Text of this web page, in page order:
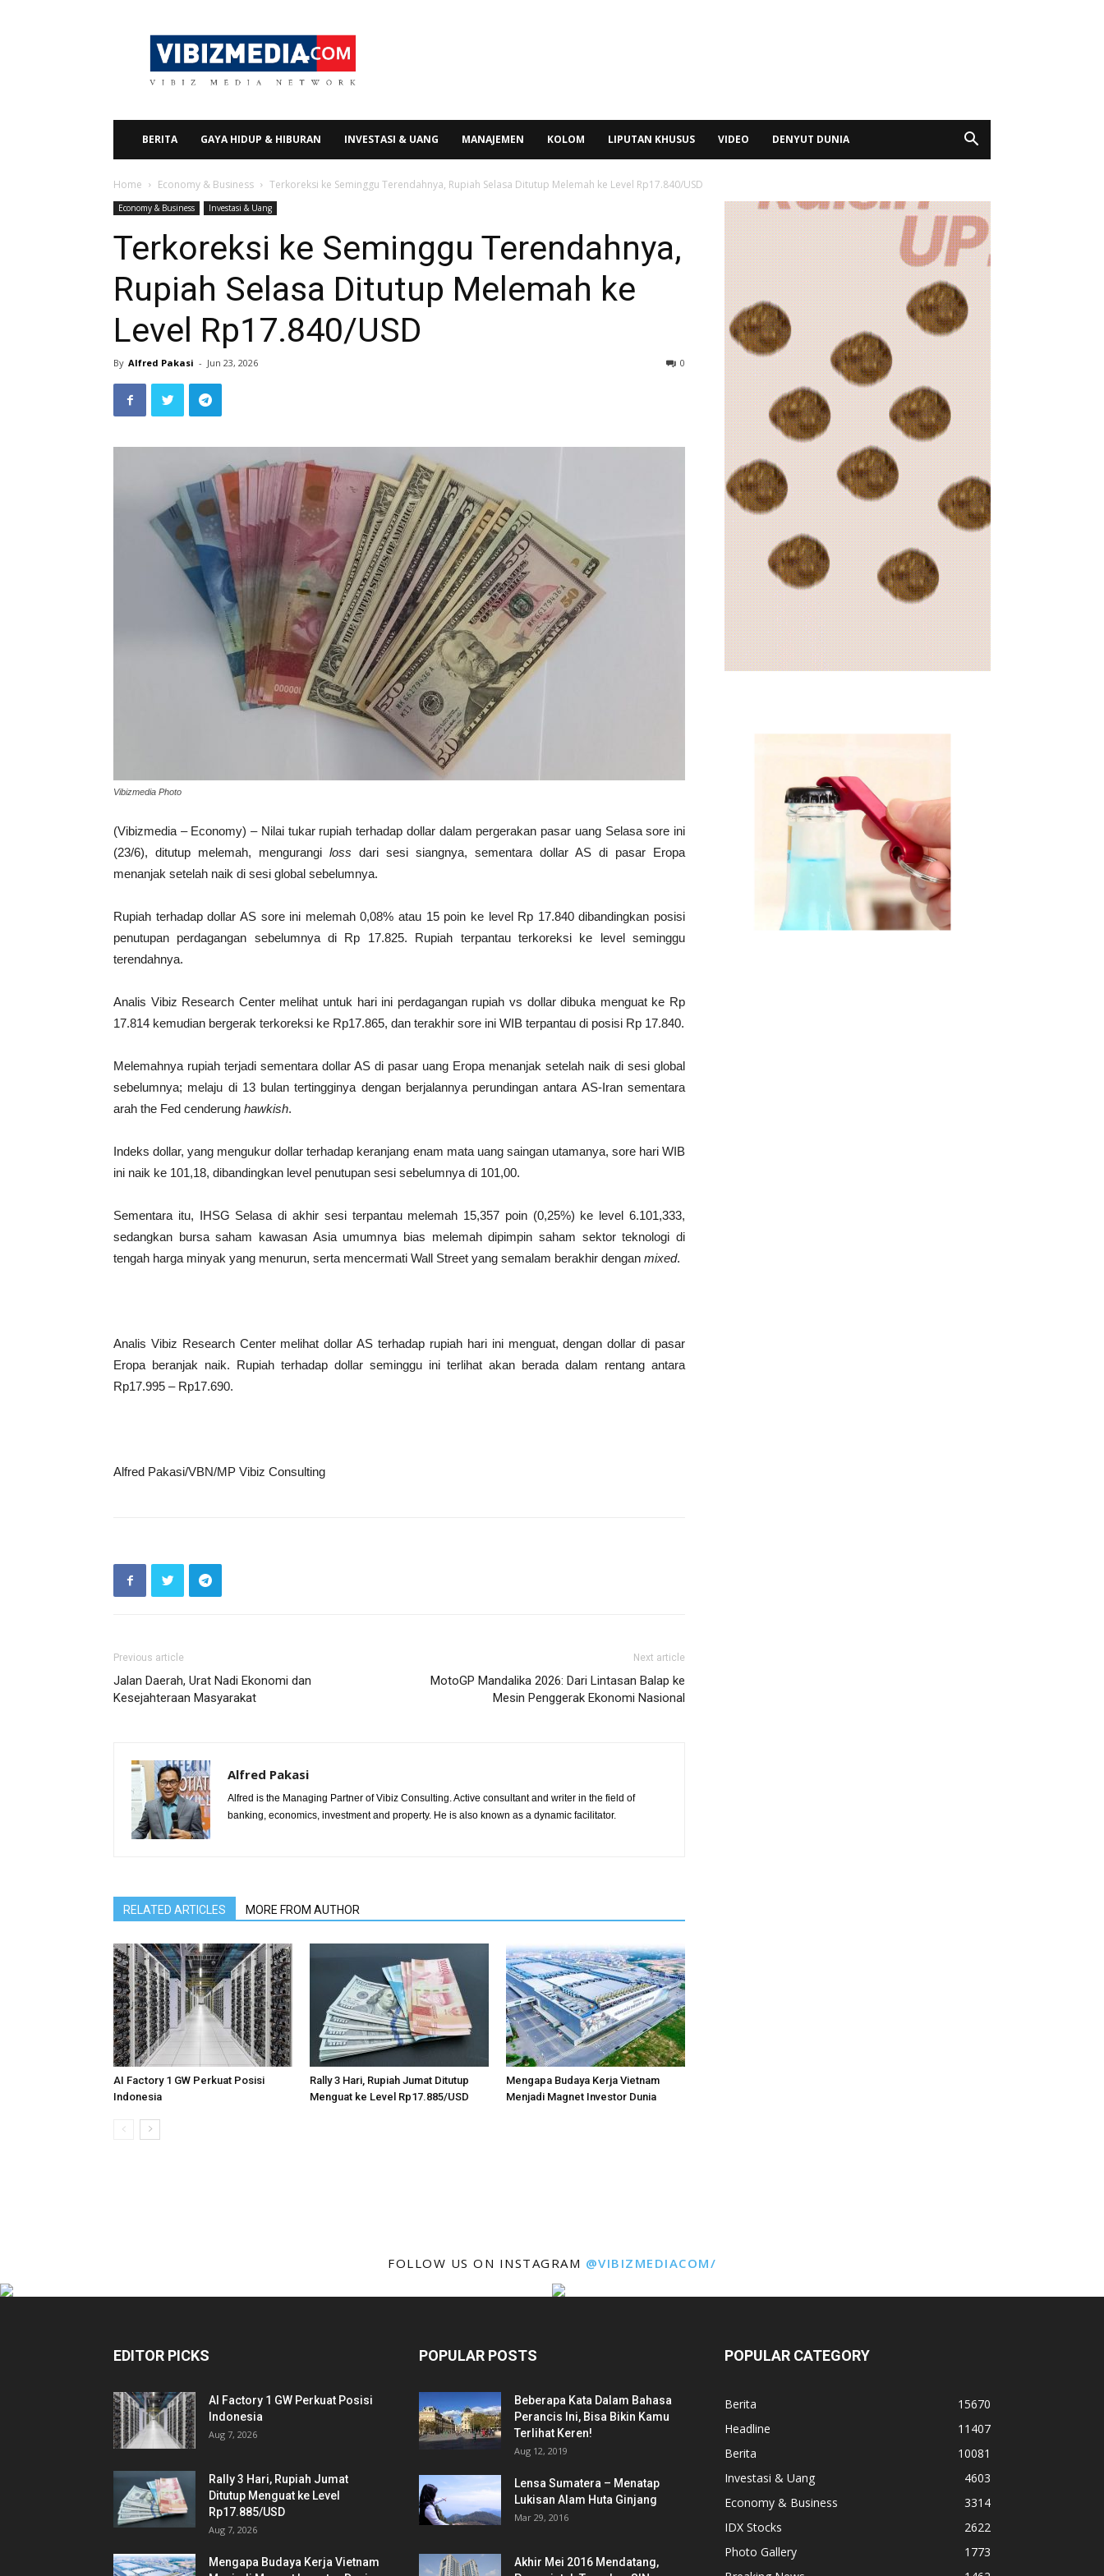
Vibizmedia.com
BERITA GAYA HIDUP & HIBURAN INVESTASI & UANG MANAJEMEN KOLOM LIPUTAN KHUSUS VIDEO DENYUT DUNIA
Home Economy & Business Terkoreksi ke Seminggu Terendahnya, Rupiah Selasa Ditutup Melemah ke Level Rp17.840/USD
Economy & Business Investasi & Uang
Terkoreksi ke Seminggu Terendahnya,
Rupiah Selasa Ditutup Melemah ke
Level Rp17.840/USD
By Alfred Pakasi - Jun 23, 2026 0
Vibizmedia Photo
(Vibizmedia – Economy) – Nilai tukar rupiah terhadap dollar dalam pergerakan pasar uang Selasa sore ini
(23/6), ditutup melemah, mengurangi loss dari sesi siangnya, sementara dollar AS di pasar Eropa
menanjak setelah naik di sesi global sebelumnya.
Rupiah terhadap dollar AS sore ini melemah 0,08% atau 15 poin ke level Rp 17.840 dibandingkan posisi
penutupan perdagangan sebelumnya di Rp 17.825. Rupiah terpantau terkoreksi ke level seminggu
terendahnya.
Analis Vibiz Research Center melihat untuk hari ini perdagangan rupiah vs dollar dibuka menguat ke Rp
17.814 kemudian bergerak terkoreksi ke Rp17.865, dan terakhir sore ini WIB terpantau di posisi Rp 17.840.
Melemahnya rupiah terjadi sementara dollar AS di pasar uang Eropa menanjak setelah naik di sesi global
sebelumnya; melaju di 13 bulan tertingginya dengan berjalannya perundingan antara AS-Iran sementara
arah the Fed cenderung hawkish.
Indeks dollar, yang mengukur dollar terhadap keranjang enam mata uang saingan utamanya, sore hari WIB
ini naik ke 101,18, dibandingkan level penutupan sesi sebelumnya di 101,00.
Sementara itu, IHSG Selasa di akhir sesi terpantau melemah 15,357 poin (0,25%) ke level 6.101,333,
sedangkan bursa saham kawasan Asia umumnya bias melemah dipimpin saham sektor teknologi di
tengah harga minyak yang menurun, serta mencermati Wall Street yang semalam berakhir dengan mixed.
Analis Vibiz Research Center melihat dollar AS terhadap rupiah hari ini menguat, dengan dollar di pasar
Eropa beranjak naik. Rupiah terhadap dollar seminggu ini terlihat akan berada dalam rentang antara
Rp17.995 – Rp17.690.
Alfred Pakasi/VBN/MP Vibiz Consulting
Previous article
Jalan Daerah, Urat Nadi Ekonomi dan
Kesejahteraan Masyarakat
Next article
MotoGP Mandalika 2026: Dari Lintasan Balap ke
Mesin Penggerak Ekonomi Nasional
Alfred Pakasi
Alfred is the Managing Partner of Vibiz Consulting. Active consultant and writer in the field of
banking, economics, investment and property. He is also known as a dynamic facilitator.
RELATED ARTICLES MORE FROM AUTHOR
AI Factory 1 GW Perkuat Posisi
Indonesia
Rally 3 Hari, Rupiah Jumat Ditutup
Menguat ke Level Rp17.885/USD
Mengapa Budaya Kerja Vietnam
Menjadi Magnet Investor Dunia
FOLLOW US ON INSTAGRAM @VIBIZMEDIACOM/
EDITOR PICKS
AI Factory 1 GW Perkuat Posisi
Indonesia
Aug 7, 2026
Rally 3 Hari, Rupiah Jumat
Ditutup Menguat ke Level
Rp17.885/USD
Aug 7, 2026
Mengapa Budaya Kerja Vietnam
POPULAR POSTS
Beberapa Kata Dalam Bahasa
Perancis Ini, Bisa Bikin Kamu
Terlihat Keren!
Aug 12, 2019
Lensa Sumatera – Menatap
Lukisan Alam Huta Ginjang
Mar 29, 2016
Akhir Mei 2016 Mendatang,
POPULAR CATEGORY
Berita
15670
Headline
11407
Berita
10081
Investasi & Uang
4603
Economy & Business
3314
IDX Stocks
2622
Photo Gallery
1773